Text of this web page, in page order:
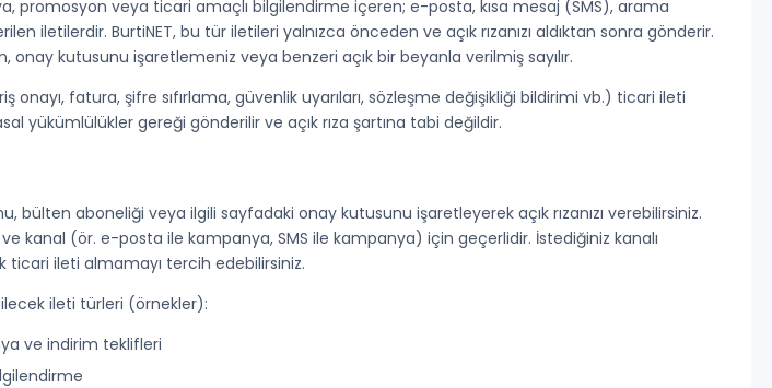
promosyon veya ticari amaçlı bilgilendirme içeren; e-posta, kısa mesaj (SMS), arama
iletilerdir. BurtiNET, bu tür iletileri yalnızca önceden ve açık rızanızı aldıktan sonra gönderir.
onay kutusunu işaretlemeniz veya benzeri açık bir beyanla verilmiş sayılır.
onayı, fatura, şifre sıfırlama, güvenlik uyarıları, sözleşme değişikliği bildirimi vb.) ticari ileti
yükümlülükler gereği gönderilir ve açık rıza şartına tabi değildir.
bülten aboneliği veya ilgili sayfadaki onay kutusunu işaretleyerekaçık rızanızı verebilirsiniz.
kanal (ör. e-posta ile kampanya, SMS ile kampanya) için geçerlidir. İstediğiniz kanalı
ileti almamayı tercih edebilirsiniz.
ileti türleri (örnekler):
ve indirim teklifleri